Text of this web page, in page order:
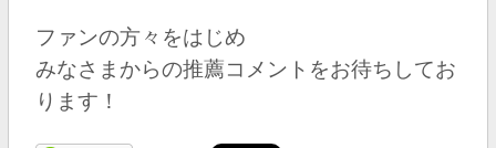
ファンの方々をはじめ
みなさまからの推薦コメントをお待ちしてお
ります！